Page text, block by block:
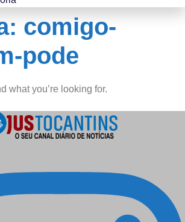
comigo-
pode
what you’re looking for.